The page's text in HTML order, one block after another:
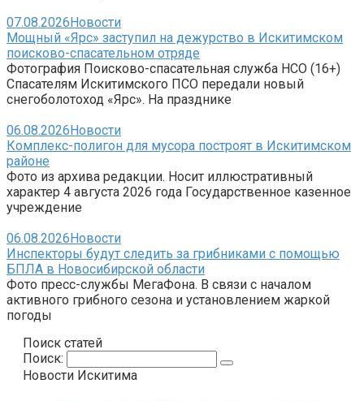
07.08.2026Новости
Мощный «Ярс» заступил на дежурство в Искитимском
поисково-спасательном отряде
Фотография Поисково-спасательная служба НСО (16+)
Спасателям Искитимского ПСО передали новый
снегоболотоход «Ярс». На празднике
06.08.2026Новости
Комплекс-полигон для мусора построят в Искитимском
районе
Фото из архива редакции. Носит иллюстративный
характер 4 августа 2026 года Государственное казенное
учреждение
06.08.2026Новости
Инспекторы будут следить за грибниками с помощью
БПЛА в Новосибирской области
Фото пресс-службы МегаФона. В связи с началом
активного грибного сезона и установлением жаркой
погоды
Поиск статей
Поиск:
Новости Искитима